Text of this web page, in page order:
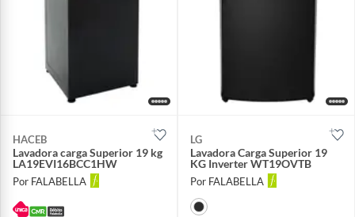
HACEB
Lavadora carga Superior 19 kg
LA19EVI16BCC1HW
Por FALABELLA
LG
Lavadora Carga Superior 19
KG Inverter WT19OVTB
Por FALABELLA